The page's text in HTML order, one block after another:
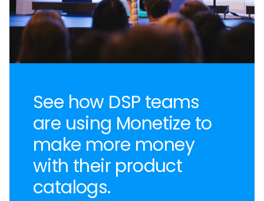
See how DSP teams
are using Monetize to
make more money
with their product
catalogs.